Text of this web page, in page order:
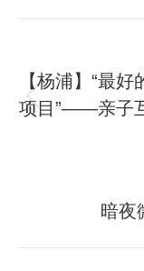
章
导
【杨浦】“最
项目”——亲子
暗夜